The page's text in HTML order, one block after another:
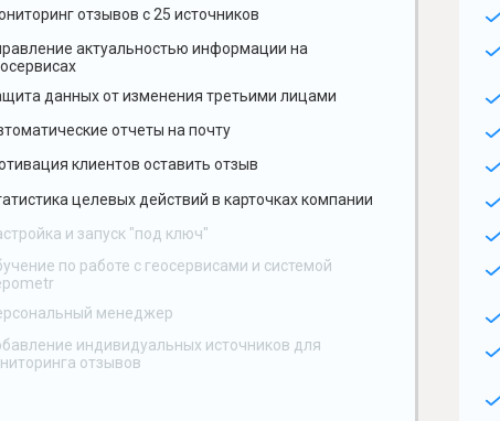
отзывов с 25 источников
актуальностью информации на
данных от изменения третьими лицами
отчеты на почту
клиентов оставить отзыв
целевых действий в карточках компании
и запуск "под ключ"
по работе с геосервисами и системой
менеджер
индивидуальных источников для
отзывов